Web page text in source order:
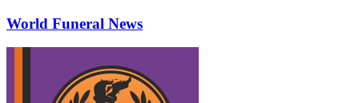
World Funeral News